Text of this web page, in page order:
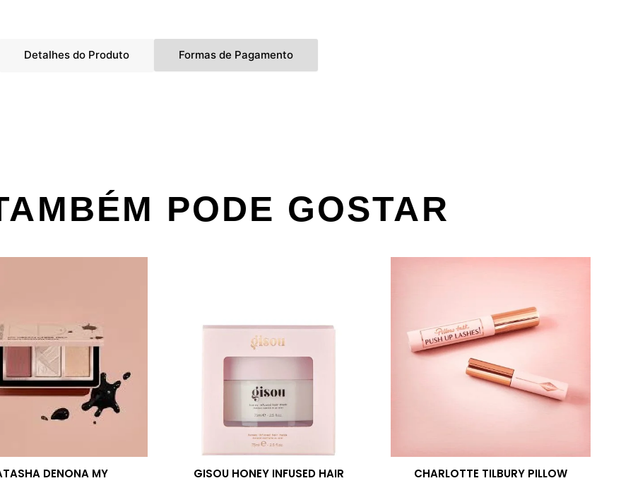
Detalhes do Produto Formas de Pagamento
PODE GOSTAR
DENONA MY
GISOU HONEY INFUSED HAIR
CHARLOTTE TILBURY PILLOW